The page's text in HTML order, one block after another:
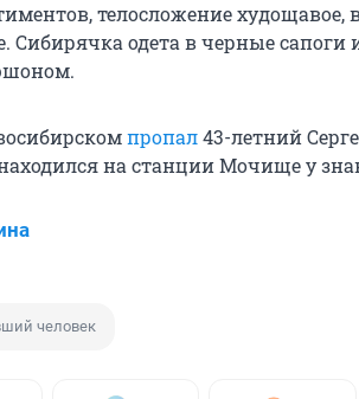
телосложение худощавое,
Сибирячка одета в черные сапоги
пропал43-летний
на станции Мочище у
человек